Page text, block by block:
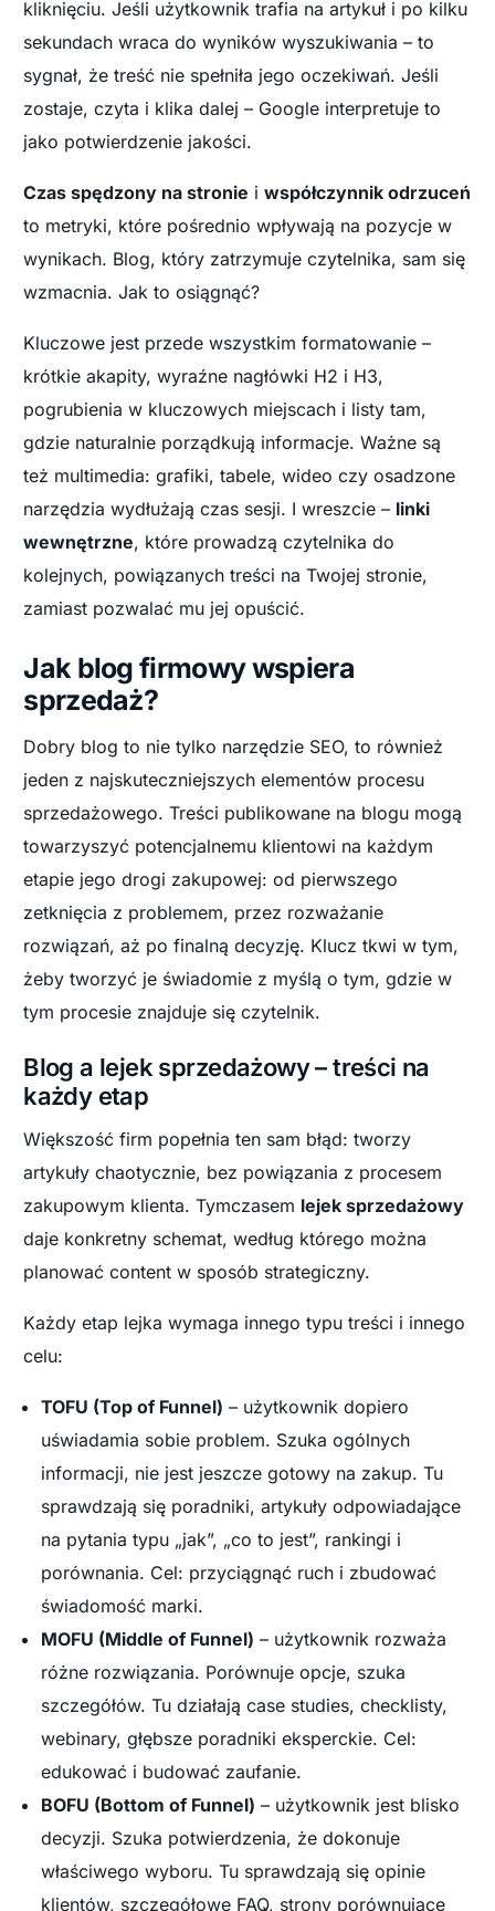
kliknięciu. Jeśli użytkownik trafia na artykuł i po kilku
sekundach wraca do wyników wyszukiwania – to
sygnał, że treść nie spełniła jego oczekiwań. Jeśli
zostaje, czyta i klika dalej – Google interpretuje to
jako potwierdzenie jakości.
Czas spędzony na stronie iwspółczynnik odrzuceń
to metryki, które pośrednio wpływają na pozycje w
wynikach. Blog, który zatrzymuje czytelnika, sam się
wzmacnia. Jak to osiągnąć?
Kluczowe jest przede wszystkim formatowanie –
krótkie akapity, wyraźne nagłówki H2 i H3,
pogrubienia w kluczowych miejscach i listy tam,
gdzie naturalnie porządkują informacje. Ważne są
też multimedia: grafiki, tabele, wideo czy osadzone
narzędzia wydłużają czas sesji. I wreszcie – linki
wewnętrzne, które prowadzą czytelnika do
kolejnych, powiązanych treści na Twojej stronie,
zamiast pozwalać mu jej opuścić.
Jak blog firmowy wspiera
sprzedaż?
Dobry blog to nie tylko narzędzie SEO, to również
jeden z najskuteczniejszych elementów procesu
sprzedażowego. Treści publikowane na blogu mogą
towarzyszyć potencjalnemu klientowi na każdym
etapie jego drogi zakupowej: od pierwszego
zetknięcia z problemem, przez rozważanie
rozwiązań, aż po finalną decyzję. Klucz tkwi w tym,
żeby tworzyć je świadomie z myślą o tym, gdzie w
tym procesie znajduje się czytelnik.
Blog a lejek sprzedażowy – treści na
każdy etap
Większość firm popełnia ten sam błąd: tworzy
artykuły chaotycznie, bez powiązania z procesem
zakupowym klienta. Tymczasem lejek sprzedażowy
daje konkretny schemat, według którego można
planować content w sposób strategiczny.
Każdy etap lejka wymaga innego typu treści i innego
celu:
TOFU (Top of Funnel) – użytkownik dopiero
uświadamia sobie problem. Szuka ogólnych
informacji, nie jest jeszcze gotowy na zakup. Tu
sprawdzają się poradniki, artykuły odpowiadające
na pytania typu „jak”, „co to jest”, rankingi i
porównania. Cel: przyciągnąć ruch i zbudować
świadomość marki.
MOFU (Middle of Funnel) – użytkownik rozważa
różne rozwiązania. Porównuje opcje, szuka
szczegółów. Tu działają case studies, checklisty,
webinary, głębsze poradniki eksperckie. Cel:
edukować i budować zaufanie.
BOFU (Bottom of Funnel) – użytkownik jest blisko
decyzji. Szuka potwierdzenia, że dokonuje
właściwego wyboru. Tu sprawdzają się opinie
klientów, szczegółowe FAQ, strony porównujące